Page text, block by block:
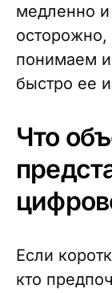
медленно
понимаем
быстро ее
Что
Если
кто